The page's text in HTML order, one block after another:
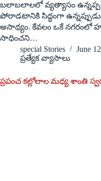
బలాబలాలలో వ్యత్యాసం
పోరాడటానికి సిద్ధంగా
అసాధ్యం. కేవలం ఒకే
సాధించని…
special Stories
June
ప్రత్యేక వ్యాసాలు
ప్రపంచ కల్లోలాల మధ్య శాంతి